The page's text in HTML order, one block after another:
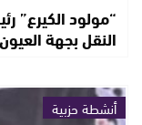
“مولود الكيرع”
النقل بجهة
أنشطة حزبية